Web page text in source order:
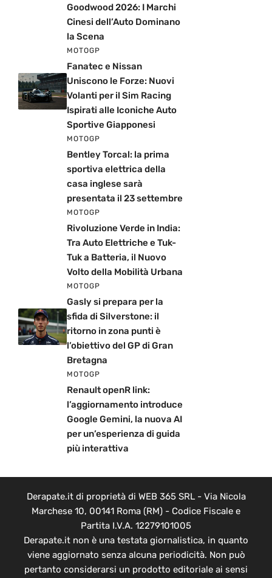
Goodwood 2026: I Marchi
Cinesi dell’Auto Dominano
la Scena
MOTOGP
Fanatec e Nissan
Uniscono le Forze: Nuovi
Volanti per il Sim Racing
Ispirati alle Iconiche Auto
Sportive Giapponesi
MOTOGP
Bentley Torcal: la prima
sportiva elettrica della
casa inglese sarà
presentata il 23 settembre
MOTOGP
Rivoluzione Verde in India:
Tra Auto Elettriche e Tuk-
Tuk a Batteria, il Nuovo
Volto della Mobilità Urbana
MOTOGP
Gasly si prepara per la
sfida di Silverstone: il
ritorno in zona punti è
l’obiettivo del GP di Gran
Bretagna
MOTOGP
Renault openR link:
l’aggiornamento introduce
Google Gemini, la nuova AI
per un’esperienza di guida
più interattiva
Derapate.it di proprietà di WEB 365 SRL - Via Nicola
Marchese 10, 00141 Roma (RM) - Codice Fiscale e
Partita I.V.A. 12279101005
Derapate.it non è una testata giornalistica, in quanto
viene aggiornato senza alcuna periodicità. Non può
pertanto considerarsi un prodotto editoriale ai sensi